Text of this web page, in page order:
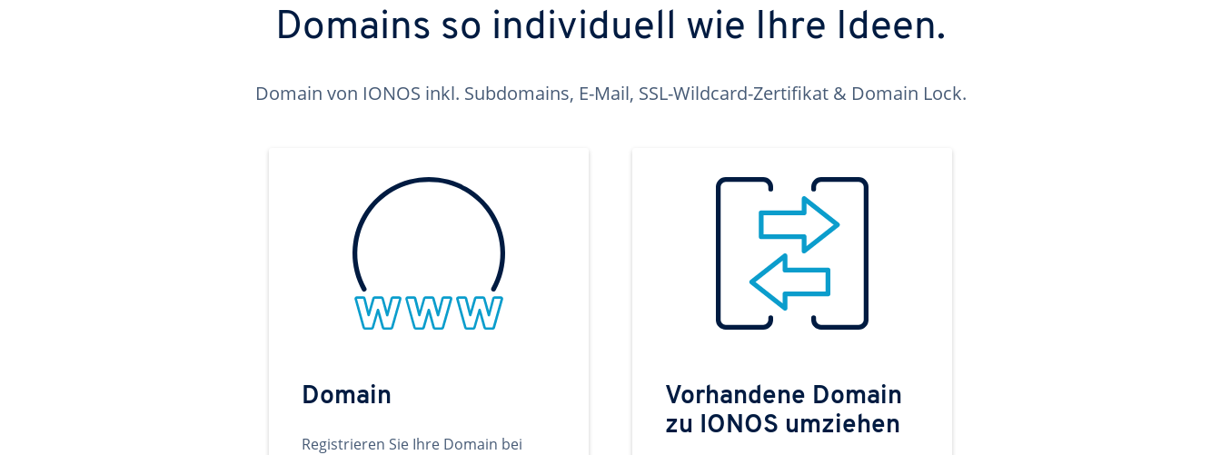
Domains so individuell wie Ihre Ideen.
Domain von IONOS inkl. Subdomains, E-Mail, SSL-Wildcard-Zertifikat & Domain Lock.
Domain
Registrieren Sie Ihre Domain bei
Vorhandene Domain
zu IONOS umziehen